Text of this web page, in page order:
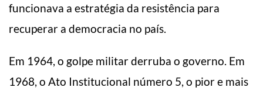
funcionava a estratégia da resistência para
recuperar a democracia no país.
Em 1964, o golpe militar derruba o governo. Em
1968, o Ato Institucional número 5, o pior e mais